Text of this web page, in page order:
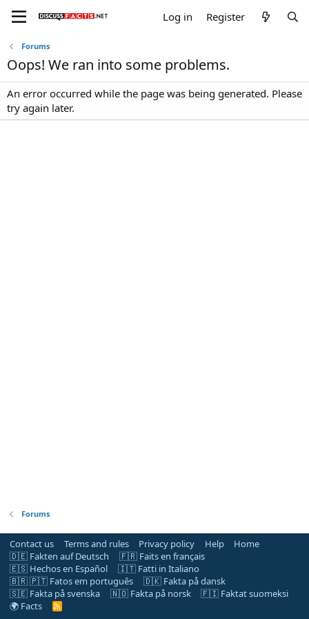
Log in Register
Forums
Oops! We ran into some problems.
An error occurred while the page was being generated. Please
try again later.
Forums
Contact us Terms and rules Privacy policy Help
Home
🇩🇪 Fakten auf Deutsch
🇫🇷 Faits en français
🇪🇸 Hechos en Español
🇮🇹 Fatti in Italiano
🇧🇷 🇵🇹 Fatos em português
🇩🇰 Fakta på dansk
🇸🇪 Fakta på svenska
🇳🇴 Fakta på norsk
🇫🇮 Faktat suomeksi
🌍 Facts
R